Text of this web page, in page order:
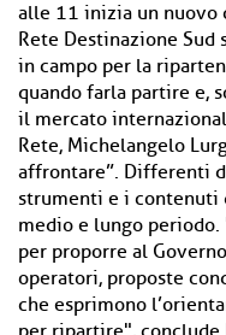
alle 11 inizia un nuovo
Rete Destinazione
in campo per la
quando farla partire e,
il mercato
Rete, Michelangelo
affrontare”. Differenti
strumenti e i contenuti
medio e lungo
per proporre al
operatori, proposte
che esprimono